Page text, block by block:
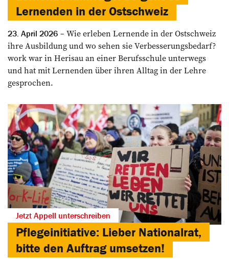
Lernenden in der Ostschweiz
23. April 2026
Wie erleben Lernende in der Ostschweiz
ihre Ausbildung und wo sehen sie Verbesserungsbedarf?
work war in Herisau an einer Berufsschule unterwegs
und hat mit Lernenden über ihren Alltag in der Lehre
gesprochen.
Jetzt Appell unterschreiben
Pflegeinitiative: Lieber Nationalrat,
bitte den Auftrag umsetzen!